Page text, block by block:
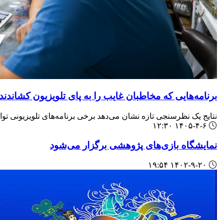
برنامه‌هایی که مخاطبان غایب را به پای تلویزیون کشاندند
نتایج یک نظرسنجی تازه نشان می‌دهد برخی برنامه‌های تلویزیونی
نمایشگاه بازی‌های پژوهشی برگزار می‌شود